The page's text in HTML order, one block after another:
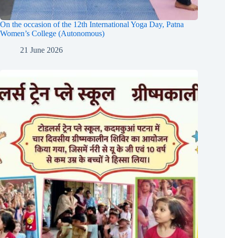
On the occasion of the 12th International Yoga Day, Patna
Women’s College (Autonomous)
21 June 2026